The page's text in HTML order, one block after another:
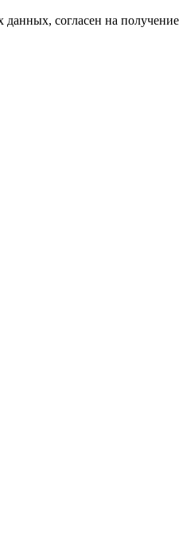
данных, согласен на